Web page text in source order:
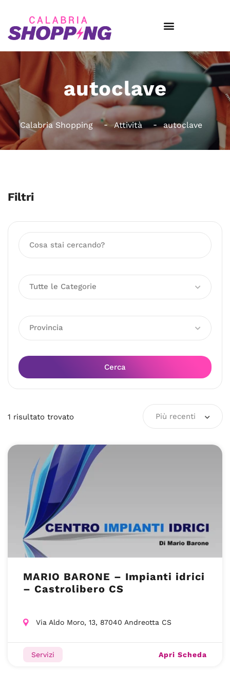
autoclave
Calabria Shopping Attività autoclave
Filtri
Tutte le Categorie
Provincia
Cerca
1 risultato trovato Più recenti
MARIO BARONE – Impianti idrici
– Castrolibero CS
Via Aldo Moro, 13, 87040 Andreotta CS
Servizi Apri Scheda